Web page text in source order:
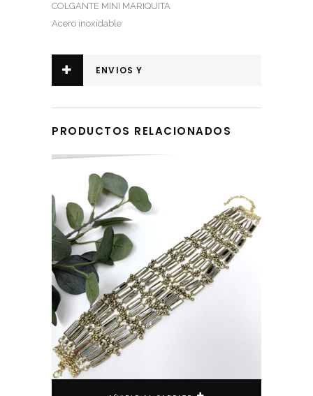
COLGANTE MINI MARIQUITA
Acero inoxidable
ENVIOS Y
PRODUCTOS RELACIONADOS